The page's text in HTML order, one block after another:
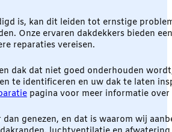
is, kan dit leiden tot ernstige
Onze ervaren dakdekkers bieden
reparaties vereisen.
dak dat niet goed onderhouden
te identificeren en uw dak te laten
pagina voor meer informatie over
genezen, en dat is waarom wij